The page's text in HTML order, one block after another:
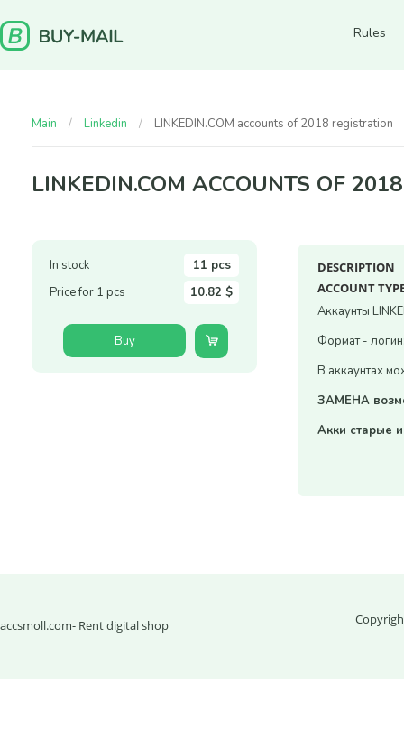
Rules
Main Linkedin LINKEDIN.COM accounts of 2018 registration
LINKEDIN.COM ACCOUNTS OF
In stock
11 pcs
Price for 1 pcs
10.82 $
Buy
DESCRIPTION
ACCOUNT
Аккаунты
Формат -
В аккаунтах
ЗАМЕНА
Акки старые
accsmoll.com- Rent digital shop